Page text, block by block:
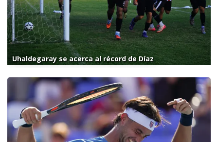
Uhaldegaray se acerca al récord de Díaz